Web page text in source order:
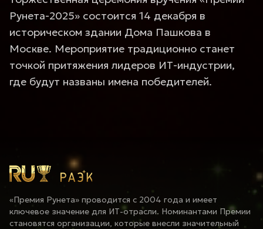
Рунета-2025» состоится 14 декабря в
историческом здании Дома Пашкова в
Москве. Мероприятие традиционно станет
точкой притяжения лидеров ИТ-индустрии,
где будут названы имена победителей.
«Премия Рунета» проводится с 2004 года и имеет
ключевое значение для ИТ-отрасли. Номинантами Премии
становятся организации, которые внесли значительный